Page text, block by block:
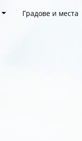
Градове и места